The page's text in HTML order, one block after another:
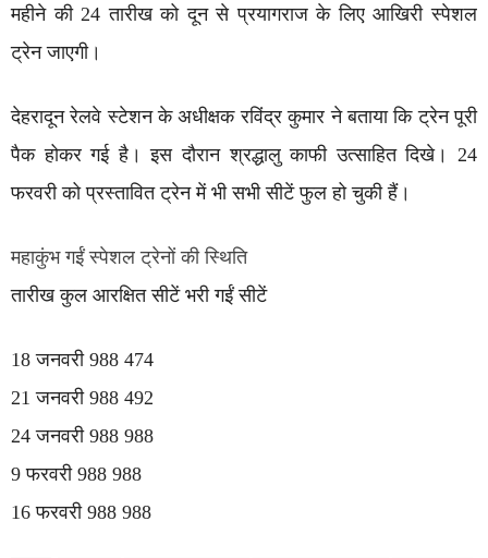
महीने की 24 तारीख को दून से प्रयागराज के लिए आखिरी स्पेशल
ट्रेन जाएगी।
देहरादून रेलवे स्टेशन के अधीक्षक रविंद्र कुमार ने बताया कि ट्रेन पूरी
पैक होकर गई है। इस दौरान श्रद्धालु काफी उत्साहित दिखे। 24
फरवरी को प्रस्तावित ट्रेन में भी सभी सीटें फुल हो चुकी हैं।
महाकुंभ गईं स्पेशल ट्रेनों की स्थिति
तारीख कुल आरक्षित सीटें भरी गईं सीटें
18 जनवरी 988 474
21 जनवरी 988 492
24 जनवरी 988 988
9 फरवरी 988 988
16 फरवरी 988 988